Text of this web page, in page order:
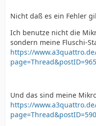
Nicht daß es ein Fehler
Ich benutze nicht die
sondern meine Fluschi-
https://
page=Thread&postID=965
Und das sind meine
https://
page=Thread&postID=590